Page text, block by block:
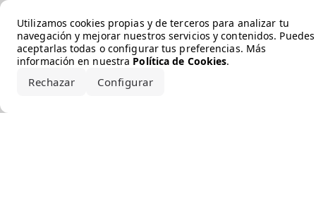
Utilizamos cookies propias y de terceros para analizar tu
navegación y mejorar nuestros servicios y contenidos. Puedes
aceptarlas todas o configurar tus preferencias. Más
información en nuestra Política de Cookies.
Rechazar Configurar
Error loading the brand